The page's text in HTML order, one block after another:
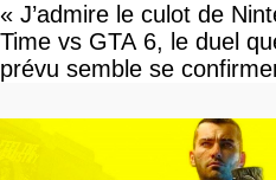
« J’admire le culot de
Time vs GTA 6, le duel
prévu semble se